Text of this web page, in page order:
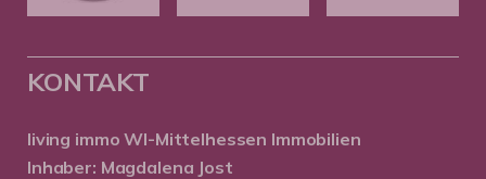
KONTAKT
living immo WI-Mittelhessen Immobilien
Inhaber: Magdalena Jost